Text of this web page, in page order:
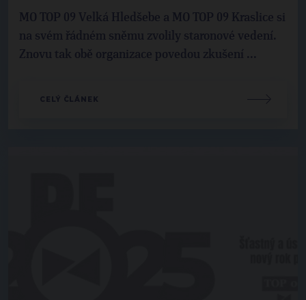
MO TOP 09 Velká Hledšebe a MO TOP 09 Kraslice si
na svém řádném sněmu zvolily staronové vedení.
Znovu tak obě organizace povedou zkušení ...
CELÝ ČLÁNEK